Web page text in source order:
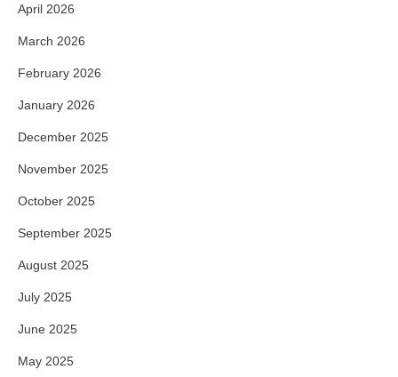
April 2026
March 2026
February 2026
January 2026
December 2025
November 2025
October 2025
September 2025
August 2025
July 2025
June 2025
May 2025